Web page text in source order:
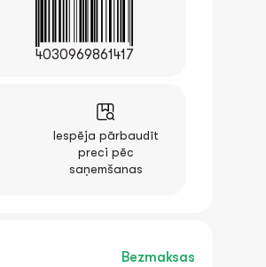
4030969861417
Iespēja pārbaudīt
preci pēc
saņemšanas
Bezmaksas